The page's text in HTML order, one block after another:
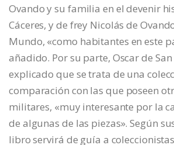
Ovando y su familia en el devenir
Cáceres, y de frey Nicolás de
Mundo, «como habitantes en este
añadido. Por su parte, Oscar de
explicado que se trata de una
comparación con las que poseen
militares, «muy interesante por la
de algunas de las piezas». Según
libro servirá de guía a